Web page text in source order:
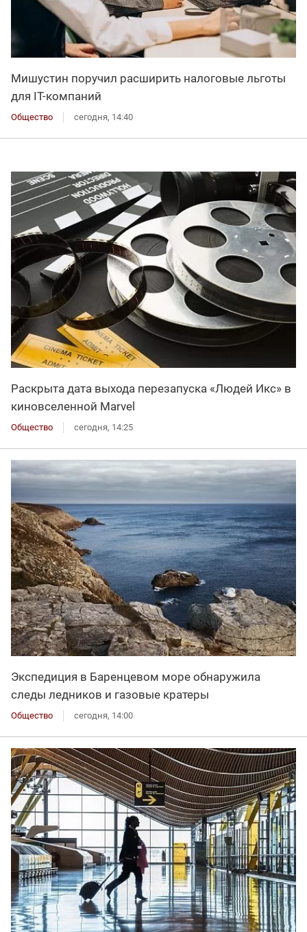
Мишустин поручил расширить налоговые льготы
для IT-компаний
Общество сегодня, 14:40
Раскрыта дата выхода перезапуска «Людей Икс» в
киновселенной Marvel
Общество сегодня, 14:25
Экспедиция в Баренцевом море обнаружила
следы ледников и газовые кратеры
Общество сегодня, 14:00